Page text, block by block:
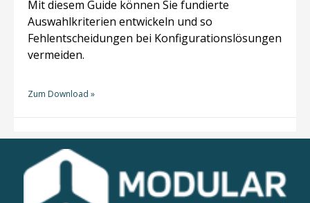
Mit diesem Guide können Sie fundierte
Auswahlkriterien entwickeln und so
Fehlentscheidungen bei Konfigurationslösungen
vermeiden.
Zum Download »